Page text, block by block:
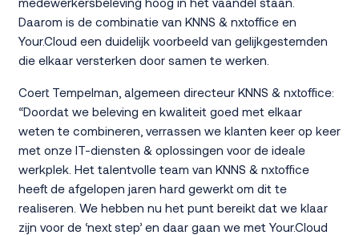
Daarom is de combinatie van KNNS & nxtoffice en
Your.Cloud een duidelijk voorbeeld van gelijkgestemden
die elkaar versterken door samen te werken.
Coert Tempelman, algemeen directeur KNNS & nxtoffice:
“Doordat we beleving en kwaliteit goed met elkaar
weten te combineren, verrassen we klanten keer op keer
met onze IT-diensten & oplossingen voor de ideale
werkplek. Het talentvolle team van KNNS & nxtoffice
heeft de afgelopen jaren hard gewerkt om dit te
realiseren. We hebben nu het punt bereikt dat we klaar
zijn voor de ‘next step’ en daar gaan we met Your.Cloud